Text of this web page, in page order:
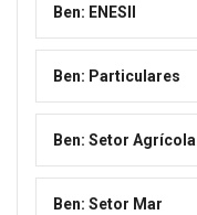
Ben: ENESII
Ben: Particulares
Ben: Setor Agrícola
Ben: Setor Mar